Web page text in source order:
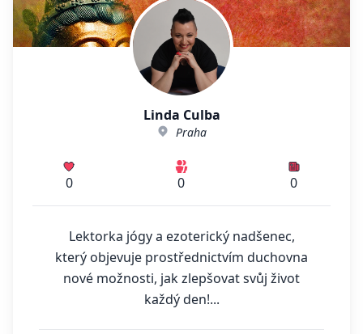
Linda Culba
Praha
0 0 0
Lektorka jógy a ezoterický nadšenec,
který objevuje prostřednictvím duchovna
nové možnosti, jak zlepšovat svůj život
každý den!...